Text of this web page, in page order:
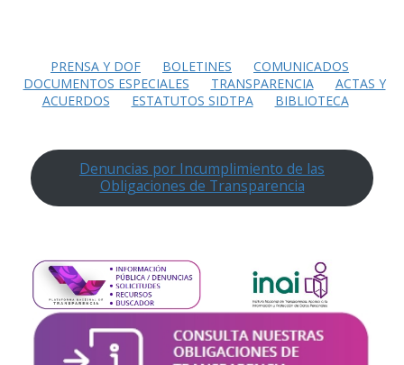
PRENSA Y DOF BOLETINES
COMUNICADOS
DOCUMENTOS ESPECIALES
TRANSPARENCIA
ACTAS Y
ACUERDOS
ESTATUTOS SIDTPA BIBLIOTECA
Denuncias por Incumplimiento de las
Obligaciones de Transparencia